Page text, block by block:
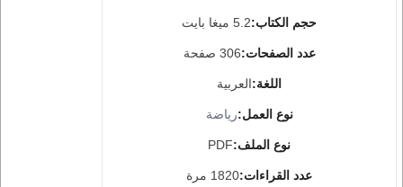
حجم الكتاب:5.2 ميغا بايت
عدد الصفحات:306 صفحة
اللغة:العربية
نوع العمل:رياضة
نوع الملف:PDF
عدد القراءات:1820 مرة